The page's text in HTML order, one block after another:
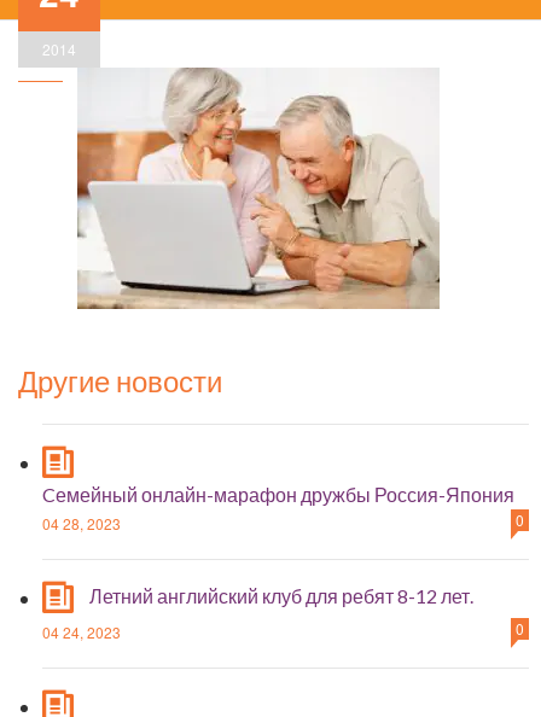
2014
Другие новости
Cемейный онлайн-марафон дружбы Россия-Япония
04 28, 2023 0
Летний английский клуб для ребят 8-12 лет.
04 24, 2023 0